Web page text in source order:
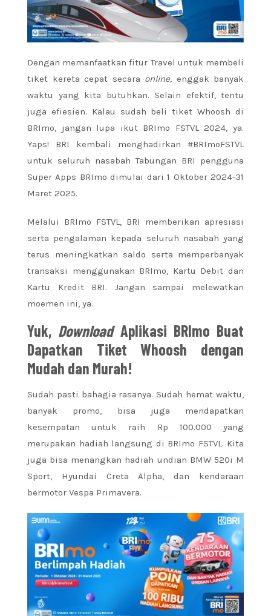
Dengan memanfaatkan fitur Travel untuk membeli
tiket kereta cepat secara online, enggak banyak
waktu yang kita butuhkan. Selain efektif, tentu
juga efiesien. Kalau sudah beli tiket Whoosh di
BRImo, jangan lupa ikut BRImo FSTVL 2024, ya.
Yaps! BRI kembali menghadirkan #BRImoFSTVL
untuk seluruh nasabah Tabungan BRI pengguna
Super Apps BRImo dimulai dari 1 Oktober 2024-31
Maret 2025.
Melalui BRImo FSTVL, BRI memberikan apresiasi
serta pengalaman kepada seluruh nasabah yang
terus meningkatkan saldo serta memperbanyak
transaksi menggunakan BRImo, Kartu Debit dan
Kartu Kredit BRI. Jangan sampai melewatkan
moemen ini, ya.
Yuk, DownloadAplikasi BRImo Buat
Dapatkan Tiket Whoosh dengan
Mudah dan Murah!
Sudah pasti bahagia rasanya. Sudah hemat waktu,
banyak promo, bisa juga mendapatkan
kesempatan untuk raih Rp 100.000 yang
merupakan hadiah langsung di BRImo FSTVL. Kita
juga bisa menangkan hadiah undian BMW 520i M
Sport, Hyundai Creta Alpha, dan kendaraan
bermotor Vespa Primavera.